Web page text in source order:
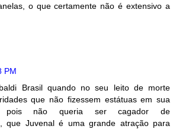
o que certamente não é extensivo a
PM
Brasil quando no seu leito de morte
que não fizessem estátuas em sua
pois não queria ser cagador de
que Juvenal é uma grande atração para